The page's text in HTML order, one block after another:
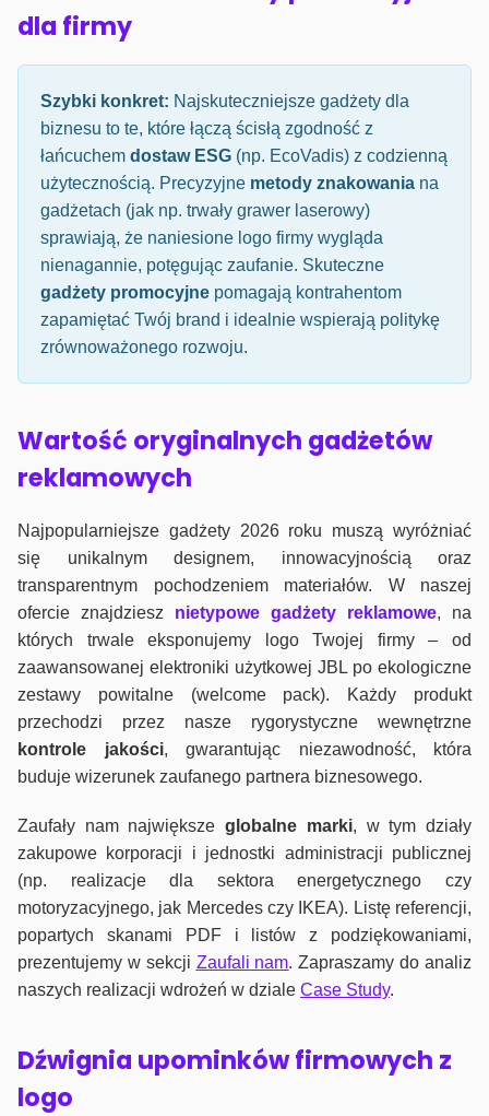
dla firmy
Szybki konkret: Najskuteczniejsze gadżety dla
biznesu to te, które łączą ścisłą zgodność z
łańcuchem dostaw ESG (np. EcoVadis) z codzienną
użytecznością. Precyzyjne metody znakowania na
gadżetach (jak np. trwały grawer laserowy)
sprawiają, że naniesione logo firmy wygląda
nienagannie, potęgując zaufanie. Skuteczne
gadżety promocyjne pomagają kontrahentom
zapamiętać Twój brand i idealnie wspierają politykę
zrównoważonego rozwoju.
Wartość oryginalnych gadżetów
reklamowych
Najpopularniejsze gadżety 2026 roku muszą wyróżniać
się unikalnym designem, innowacyjnością oraz
transparentnym pochodzeniem materiałów. W naszej
ofercie znajdziesz nietypowe gadżety reklamowe, na
których trwale eksponujemy logo Twojej firmy – od
zaawansowanej elektroniki użytkowej JBL po ekologiczne
zestawy powitalne (welcome pack). Każdy produkt
przechodzi przez nasze rygorystyczne wewnętrzne
kontrole jakości, gwarantując niezawodność, która
buduje wizerunek zaufanego partnera biznesowego.
Zaufały nam największeglobalne marki, w tym działy
zakupowe korporacji i jednostki administracji publicznej
(np. realizacje dla sektora energetycznego czy
motoryzacyjnego, jak Mercedes czy IKEA). Listę referencji,
popartych skanami PDF i listów z podziękowaniami,
prezentujemy w sekcji Zaufali nam. Zapraszamy do analiz
naszych realizacji wdrożeń w dziale Case Study.
Dźwignia upominków firmowych z
logo